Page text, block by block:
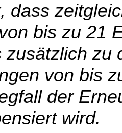
dass
bis zu 21
zusätzlich zu
von bis
der
wird.